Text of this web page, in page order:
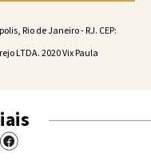
Rio de Janeiro - RJ. CEP:
LTDA. 2020 Vix Paula